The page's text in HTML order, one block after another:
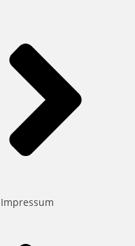
Impressum